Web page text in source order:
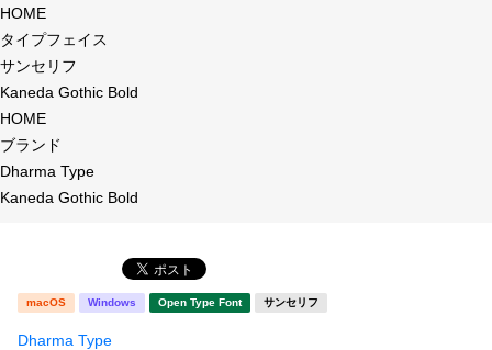
特集
年間ライセンス商品
新着一覧
商品名
タイプフェイス
明朝体
角ゴシック
HOME
タイプフェイス
サンセリフ
Kaneda Gothic Bold
HOME
ブランド
Dharma Type
Kaneda Gothic Bold
macOS Windows Open Type Font サンセリフ
Dharma Type